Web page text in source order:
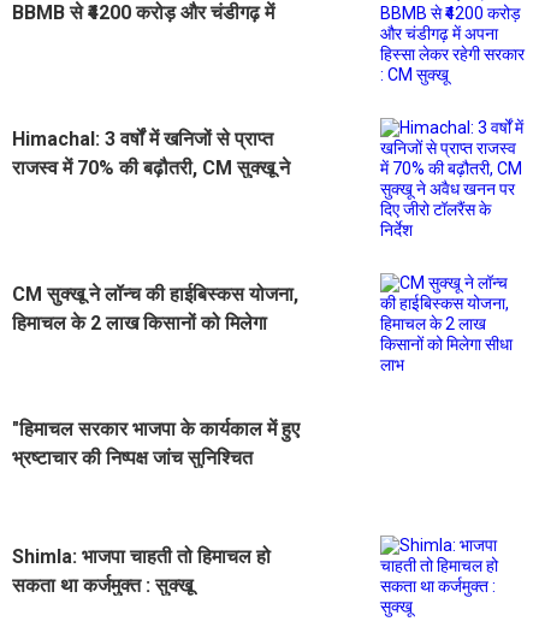
BBMB से ₹4200 करोड़ और चंडीगढ़ में
Himachal: 3 वर्षों में खनिजों से प्राप्त
राजस्व में 70% की बढ़ौतरी, CM सुक्खू ने
CM सुक्खू ने लॉन्च की हाईबिस्कस योजना,
हिमाचल के 2 लाख किसानों को मिलेगा
"हिमाचल सरकार भाजपा के कार्यकाल में हुए
भ्रष्टाचार की निष्पक्ष जांच सुनिश्चित
Shimla: भाजपा चाहती तो हिमाचल हो
सकता था कर्जमुक्त : सुक्खू